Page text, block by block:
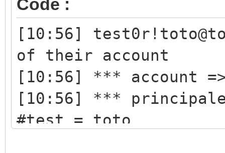
Code :
[10:56]
of their account
[10:56] *** account
[10:56] ***
#test = toto